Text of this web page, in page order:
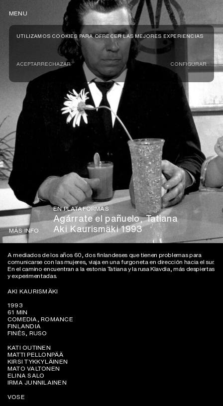
UTILIZAMOS COOKIES PARA OFRECER LAS MEJORES EXPERIENCIAS
ACEPTARRECHAZAR CONFIGURAR
MENU
EN PLATAFORMAS
Agárrate el pañuelo, Tatiana
Aki Kaurismäki 1993
MÁS INFO
AKI KAURISMÄKI
1993
61 MIN
COMEDIA, ROMANCE
FINLANDIA
FINÉS, RUSO
KATI OUTINEN
MATTI PELLONPÄÄ
KIRSI TYKKYLÄINEN
MATO VALTONEN
ELINA SALO
IRMA JUNNILAINEN
VOSE
A mediados de los años 60, dos finlandeses que tienen problemas para
comunicarse con las mujeres, viaja en una furgoneta en dirección hacia el sur.
En el camino encuentran a la estonia Tatiana y la rusa Klavdia, más despiertas
y experimentadas.